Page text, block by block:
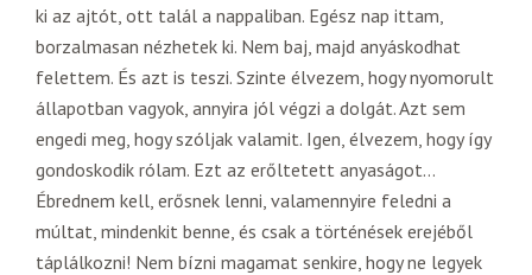
ki az ajtót, ott talál a nappaliban. Egész nap ittam,
borzalmasan nézhetek ki. Nem baj, majd anyáskodhat
felettem. És azt is teszi. Szinte élvezem, hogy nyomorult
állapotban vagyok, annyira jól végzi a dolgát. Azt sem
engedi meg, hogy szóljak valamit. Igen, élvezem, hogy így
gondoskodik rólam. Ezt az erőltetett anyaságot…
Ébrednem kell, erősnek lenni, valamennyire feledni a
múltat, mindenkit benne, és csak a történések erejéből
táplálkozni! Nem bízni magamat senkire, hogy ne legyek